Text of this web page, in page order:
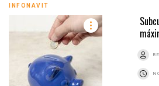
INFONAVIT